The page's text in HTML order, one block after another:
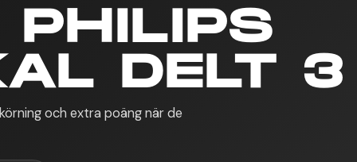
PHILIPS
DELT 3
och extra poäng när de